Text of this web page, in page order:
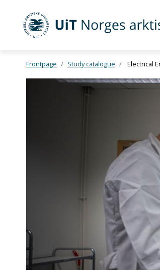
Gå til hovedinnhold
UiT Norges arktiske
Frontpage Study catalogue Electrical